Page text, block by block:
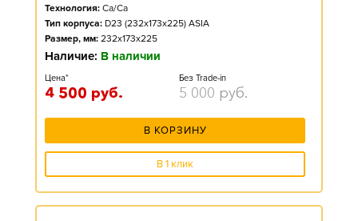
Технология: Ca/Ca
Тип корпуса: D23 (232x173x225) ASIA
Размер, мм: 232x173x225
Наличие: В наличии
Цена*
4 500 руб.
Без Trade-in
5 000 руб.
В КОРЗИНУ
В 1 клик